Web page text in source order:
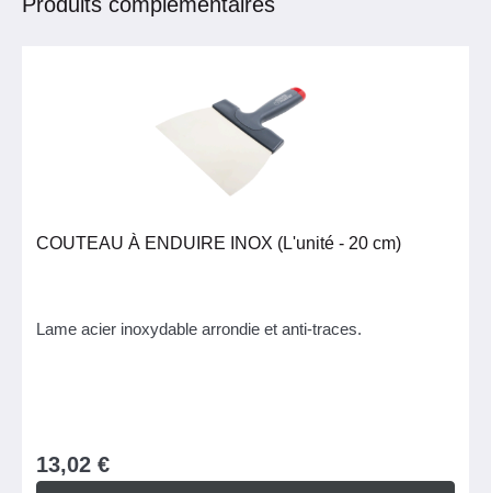
COUTEAU À ENDUIRE INOX (L'unité - 20 cm)
Lame acier inoxydable arrondie et anti-traces.
13,02 €